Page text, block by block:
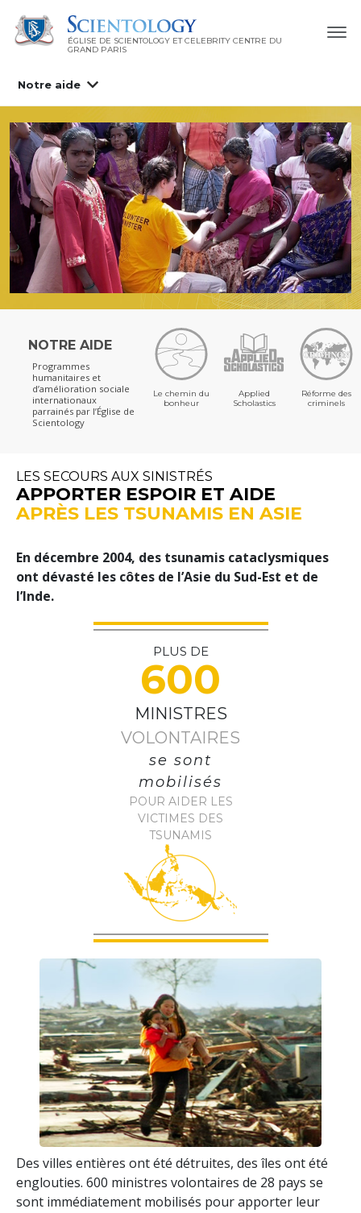
ÉGLISE DE SCIENTOLOGY ET CELEBRITY CENTRE DU
GRAND PARIS
Notre aide
NOTRE AIDE
Programmes
humanitaires et
d’amélioration sociale
internationaux
parrainés par l’Église de
Scientology
Le chemin du
bonheur
Applied
Scholastics
Réforme des
criminels
LES SECOURS AUX SINISTRÉS
APPORTER ESPOIR ET AIDE
APRÈS LES TSUNAMIS EN ASIE
En décembre 2004, des tsunamis cataclysmiques
ont dévasté les côtes de l’Asie du Sud-Est et de
l’Inde.
PLUS DE
600
MINISTRES
VOLONTAIRES
se sont
mobilisés
POUR AIDER LES
VICTIMES DES
TSUNAMIS
Des villes entières ont été détruites, des îles ont été
englouties. 600 ministres volontaires de 28 pays se
sont immédiatement mobilisés pour apporter leur